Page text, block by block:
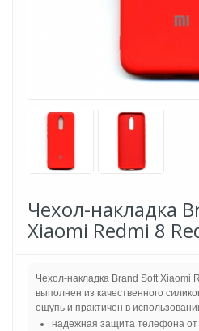
Чехол-накладка
Xiaomi Redmi 8
Чехол-накладка Brand Soft Xiaomi
выполнен из качественного
ощупь и практичен в
надежная защита телефона от